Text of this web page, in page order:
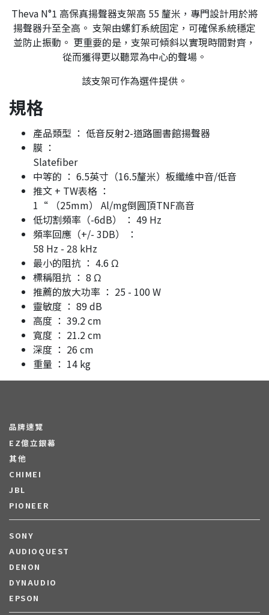
Theva N°1 高保真揚聲器支架高 55 釐米，專門設計用於將
揚聲器升至全高。 支架由螺釘系統固定，可確保系統穩定
並防止振動。 更重要的是，支架可傾斜以實現時間對齊，
從而獲得更以聽眾為中心的聲場。
該支架可作為選件提供。
規格
產品類型 ： 低音反射2-道路圖書館揚聲器
膜 ：
Slatefiber
中等的 ： 6.5英寸（16.5釐米）板纖維中音/低音
推文 + TW表格 ：
1“ （25mm） Al/mg倒圓頂TNF高音
低切割頻率（-6dB） ： 49 Hz
頻率回應（+/- 3DB） ：
58 Hz - 28 kHz
最小的阻抗 ： 4.6 Ω
標稱阻抗 ： 8 Ω
推薦的放大功率 ： 25 - 100 W
靈敏度 ： 89 dB
高度 ： 39.2 cm
寬度 ： 21.2 cm
深度 ： 26 cm
重量 ： 14 kg
品牌速覽
EZ億立銀幕
其他
CHIMEI
JBL
PIONEER
SONY
AUDIOQUEST
DENON
DYNAUDIO
EPSON